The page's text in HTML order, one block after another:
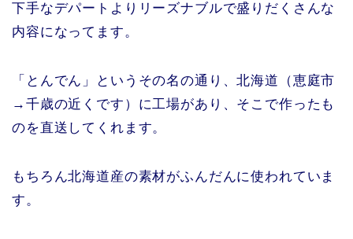
下手なデパートよりリーズナブルで盛りだくさんな
内容になってます。
「とんでん」というその名の通り、北海道（恵庭市
→千歳の近くです）に工場があり、そこで作ったも
のを直送してくれます。
もちろん北海道産の素材がふんだんに使われていま
す。